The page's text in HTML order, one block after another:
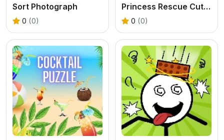
Sort Photograph
0 (0)
Princess Rescue Cut Rope
0 (0)